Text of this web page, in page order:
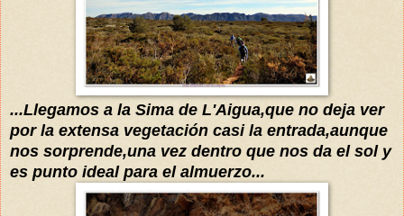
...Llegamos a la Sima de L'Aigua,que no deja ver
por la extensa vegetación casi la entrada,aunque
nos sorprende,una vez dentro que nos da el sol y
es punto ideal para el almuerzo...